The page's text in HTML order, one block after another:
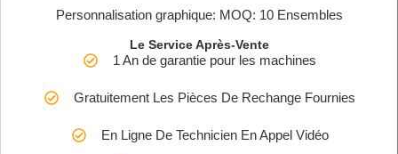
Personnalisation graphique: MOQ: 10 Ensembles
Le Service Après-Vente
1 An de garantie pour les machines
Gratuitement Les Pièces De Rechange Fournies
En Ligne De Technicien En Appel Vidéo